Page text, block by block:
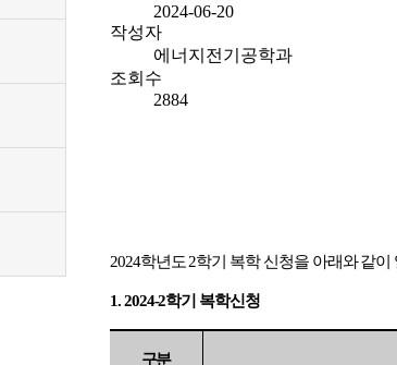
2024-06-20
작성자
에너지전기공학과
조회수
2884
2024학년도2학기 복학 신청을 아래와 같이
1. 2024-2학기 복학신청
구분